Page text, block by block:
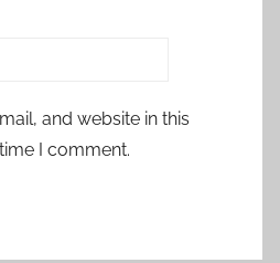
and website in this
I comment.